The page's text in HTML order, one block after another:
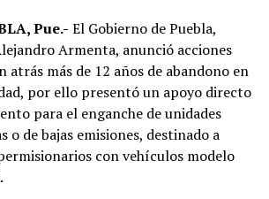
Pue.- El Gobierno de Puebla,
Armenta, anunció acciones
atrás más de 12 años de abandono en
por ello presentó un apoyo directo
para el enganche de unidades
o de bajas emisiones, destinado a
con vehículos modelo